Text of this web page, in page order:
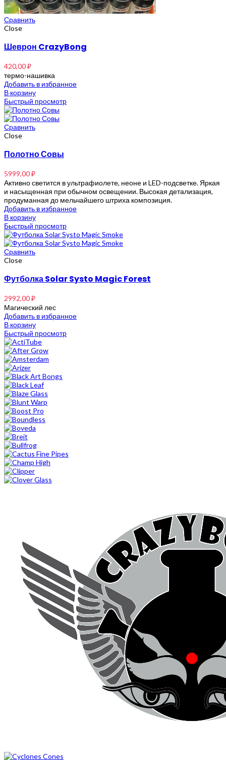
Сравнить
Close
Шеврон CrazyBong
420,00₽
термо-нашивка
Добавить в избранное
В корзину
Быстрый просмотр
Сравнить
Close
Полотно Совы
5999,00₽
Активно светится в ультрафиолете, неоне и LED-подсветке. Яркая
и насыщенная при обычном освещении. Высокая детализация,
продуманная до мельчайшего штриха композиция.
Добавить в избранное
В корзину
Быстрый просмотр
Сравнить
Close
Футболка Solar Systo Magic Forest
2992,00₽
Магический лес
Добавить в избранное
В корзину
Быстрый просмотр